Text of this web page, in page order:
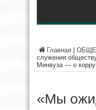
Главная
служения
Минвуза — о
«Мы